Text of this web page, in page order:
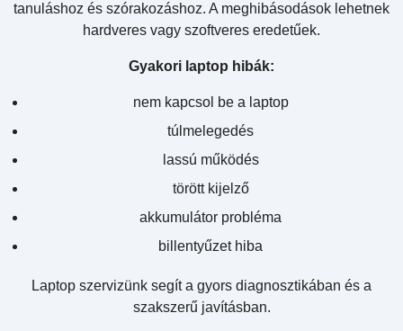
tanuláshoz és szórakozáshoz. A meghibásodások lehetnek
hardveres vagy szoftveres eredetűek.
Gyakori laptop hibák:
nem kapcsol be a laptop
túlmelegedés
lassú működés
törött kijelző
akkumulátor probléma
billentyűzet hiba
Laptop szervizünk segít a gyors diagnosztikában és a
szakszerű javításban.